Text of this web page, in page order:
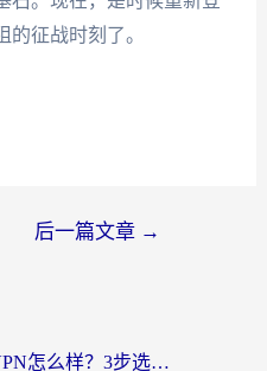
征战时刻了。
后一篇文章 →
海外党必看：Astrill VPN怎么样？3步选对回国加速器实现无缝刷剧玩游戏